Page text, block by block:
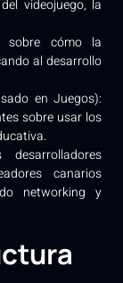
videojuego, la
sobre cómo la
al desarrollo
en Juegos):
sobre usar los
canarios
networking y